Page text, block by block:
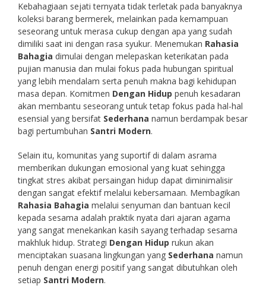
Kebahagiaan sejati ternyata tidak terletak pada banyaknya
koleksi barang bermerek, melainkan pada kemampuan
seseorang untuk merasa cukup dengan apa yang sudah
dimiliki saat ini dengan rasa syukur. Menemukan Rahasia
Bahagia dimulai dengan melepaskan keterikatan pada
pujian manusia dan mulai fokus pada hubungan spiritual
yang lebih mendalam serta penuh makna bagi kehidupan
masa depan. Komitmen Dengan Hidup penuh kesadaran
akan membantu seseorang untuk tetap fokus pada hal-hal
esensial yang bersifat Sederhana namun berdampak besar
bagi pertumbuhan Santri Modern.
Selain itu, komunitas yang suportif di dalam asrama
memberikan dukungan emosional yang kuat sehingga
tingkat stres akibat persaingan hidup dapat diminimalisir
dengan sangat efektif melalui kebersamaan. Membagikan
Rahasia Bahagia melalui senyuman dan bantuan kecil
kepada sesama adalah praktik nyata dari ajaran agama
yang sangat menekankan kasih sayang terhadap sesama
makhluk hidup. Strategi Dengan Hidup rukun akan
menciptakan suasana lingkungan yang Sederhana namun
penuh dengan energi positif yang sangat dibutuhkan oleh
setiap Santri Modern.